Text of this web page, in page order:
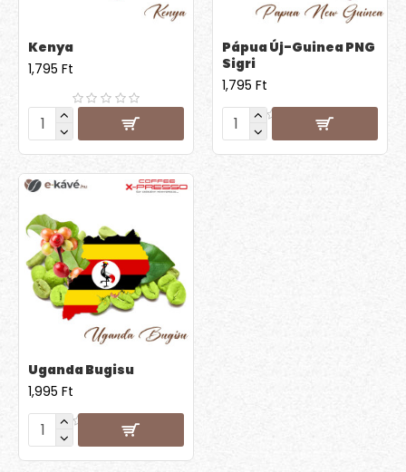
Kenya
1,795 Ft
Pápua Új-Guinea PNG
Sigri
1,795 Ft
Uganda Bugisu
1,995 Ft